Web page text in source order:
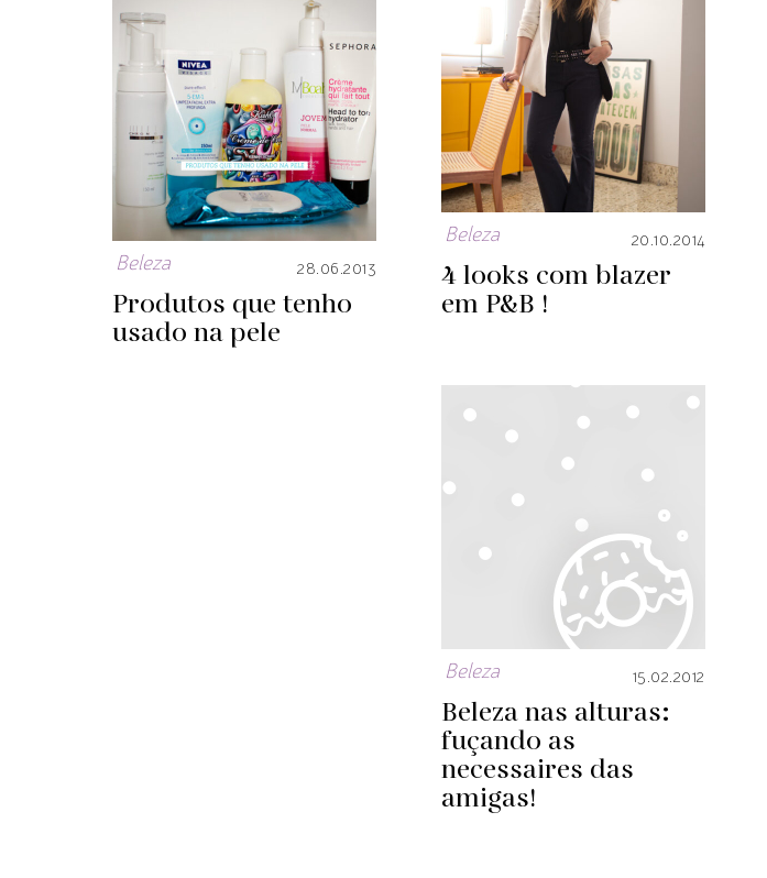
Beleza 20.10.2014
4 looks com blazer
em P&B !
Beleza 28.06.2013
Produtos que tenho
usado na pele
Beleza 15.02.2012
Beleza nas alturas:
fuçando as
necessaires das
amigas!